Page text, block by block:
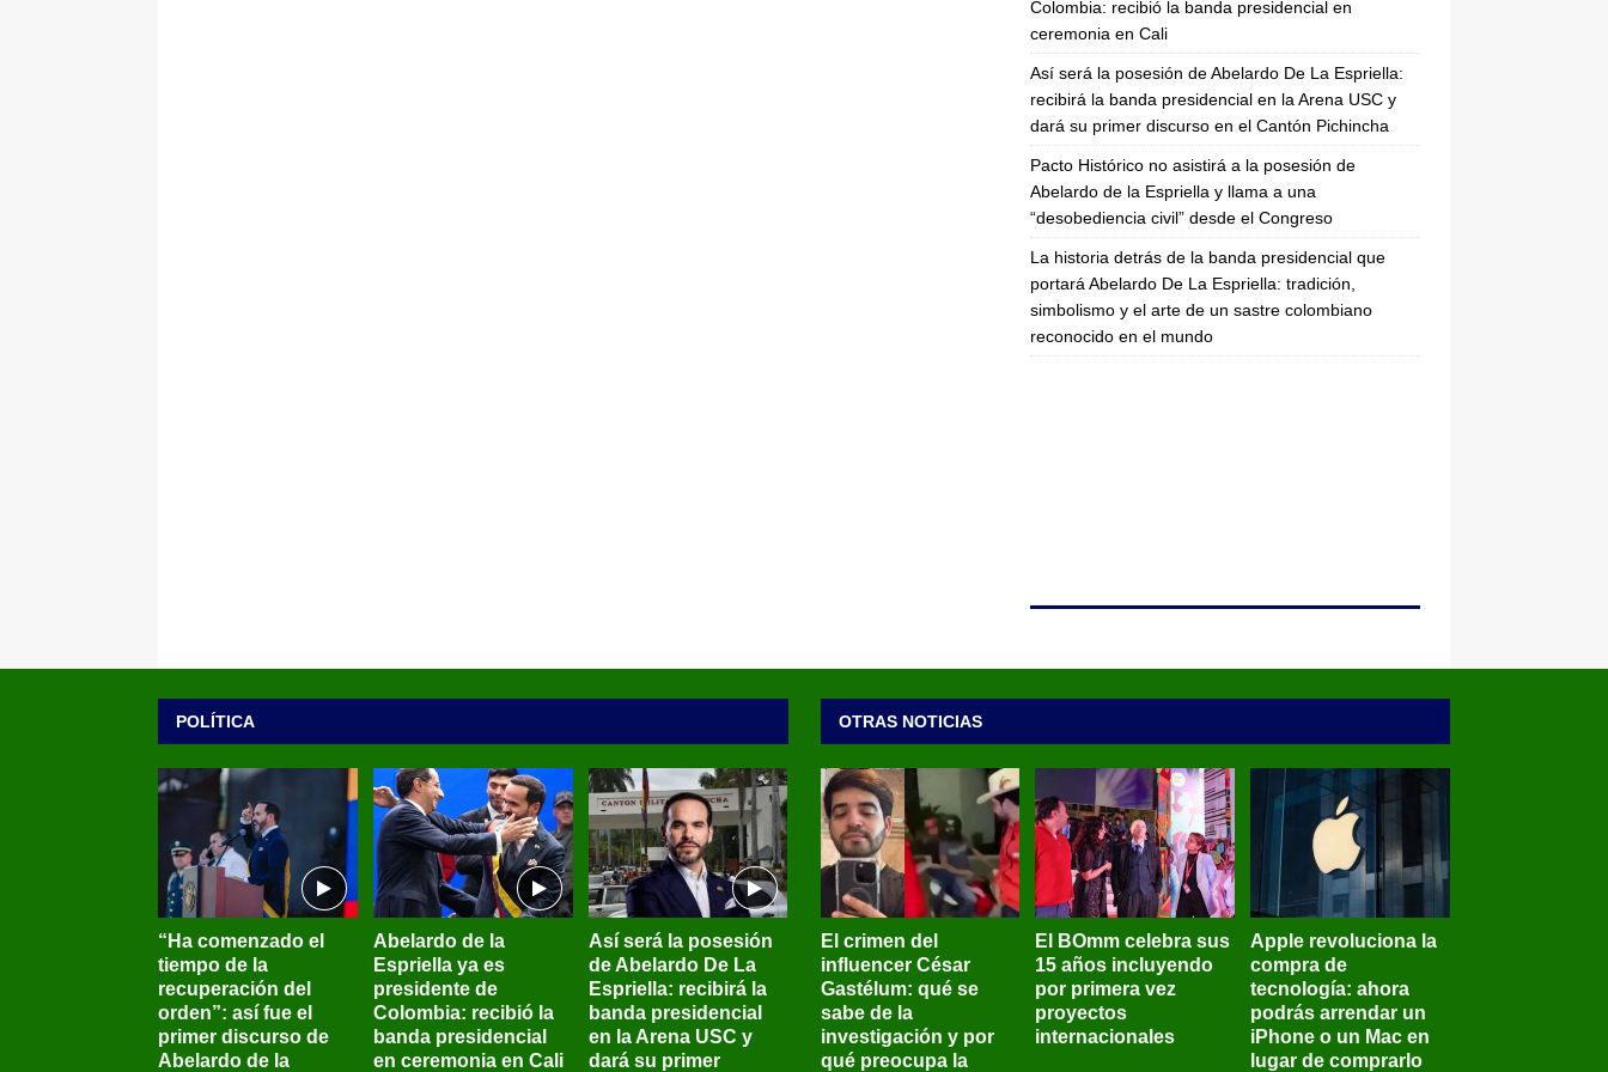
Colombia: recibió la banda presidencial en
ceremonia en Cali
Así será la posesión de Abelardo De La Espriella:
recibirá la banda presidencial en la Arena USC y
dará su primer discurso en el Cantón Pichincha
Pacto Histórico no asistirá a la posesión de
Abelardo de la Espriella y llama a una
“desobediencia civil” desde el Congreso
La historia detrás de la banda presidencial que
portará Abelardo De La Espriella: tradición,
simbolismo y el arte de un sastre colombiano
reconocido en el mundo
POLÍTICA
“Ha comenzado el
tiempo de la
recuperación del
orden”: así fue el
primer discurso de
Abelardo de la
Abelardo de la
Espriella ya es
presidente de
Colombia: recibió la
banda presidencial
en ceremonia en Cali
Así será la posesión
de Abelardo De La
Espriella: recibirá la
banda presidencial
en la Arena USC y
dará su primer
OTRAS NOTICIAS
El crimen del
influencer César
Gastélum: qué se
sabe de la
investigación y por
qué preocupa la
El BOmm celebra sus
15 años incluyendo
por primera vez
proyectos
internacionales
Apple revoluciona la
compra de
tecnología: ahora
podrás arrendar un
iPhone o un Mac en
lugar de comprarlo